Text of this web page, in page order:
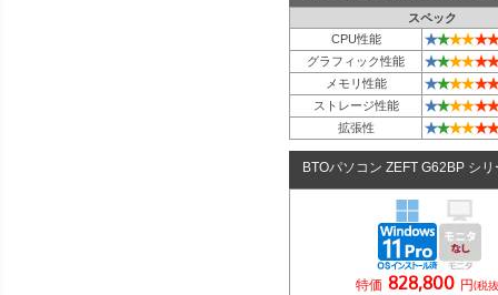
スペック
CPU性能
★★★★★★
グラフィック性能 ★★★★★★
メモリ性能 ★★★★★★
ストレージ性能 ★★★★★★
拡張性 ★★★★★★
BTOパソコン ZEFT G62BP シリ
特価 828,800 円(税